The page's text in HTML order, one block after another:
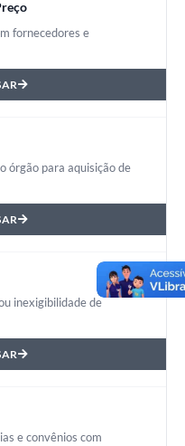
fornecedores e
órgão para aquisição de
inexigibilidade de
e convênios com